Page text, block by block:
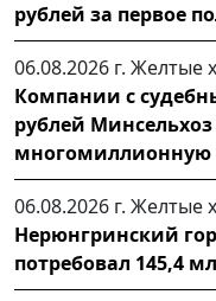
рублей за первое
06.08.2026 г. Желтые
Компании с
рублей
многомиллионную
06.08.2026 г. Желтые
Нерюнгринский
потребовал 145,4